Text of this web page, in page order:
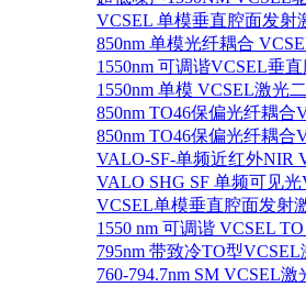
VCSEL 单模垂直腔面发射
850nm 单模光纤耦合
1550nm 可调谐VCSEL垂
1550nm 单模 VCSEL激光
850nm TO46保偏光纤耦合
850nm TO46保偏光纤耦合
VALO-SF-单频近红外NIR
VALO SHG SF 单频可见
VCSEL单模垂直腔面发射
1550 nm 可调谐 VCSEL
795nm 带致冷TO型
760-794.7nm SM VCSEL